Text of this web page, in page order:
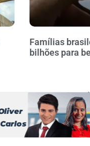
Famílias
bilhões para